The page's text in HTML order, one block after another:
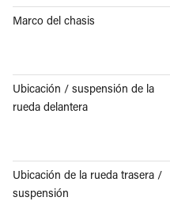
Marco del chasis
Ubicación / suspensión de la
rueda delantera
Ubicación de la rueda trasera /
suspensión